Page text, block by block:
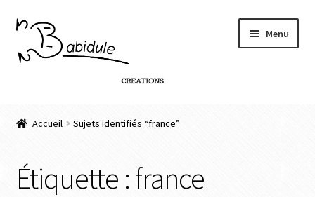
Menu
Personnalisation de produit
Accueil Sujets identifiés “france”
Étiquette :france